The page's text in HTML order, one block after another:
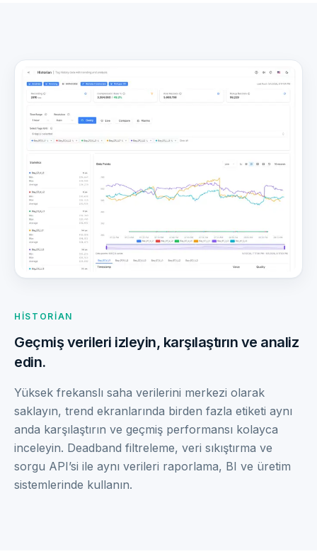
HISTORIAN
Geçmiş verileri izleyin, karşılaştırın ve analiz
edin.
Yüksek frekanslı saha verilerini merkezi olarak
saklayın, trend ekranlarında birden fazla etiketi aynı
anda karşılaştırın ve geçmiş performansı kolayca
inceleyin. Deadband filtreleme, veri sıkıştırma ve
sorgu API’si ile aynı verileri raporlama, BI ve üretim
sistemlerinde kullanın.